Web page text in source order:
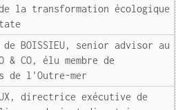
la transformation écologique
BOISSIEU, senior advisor au
& CO, élu membre de
de l'Outre-mer
directrice exécutive de